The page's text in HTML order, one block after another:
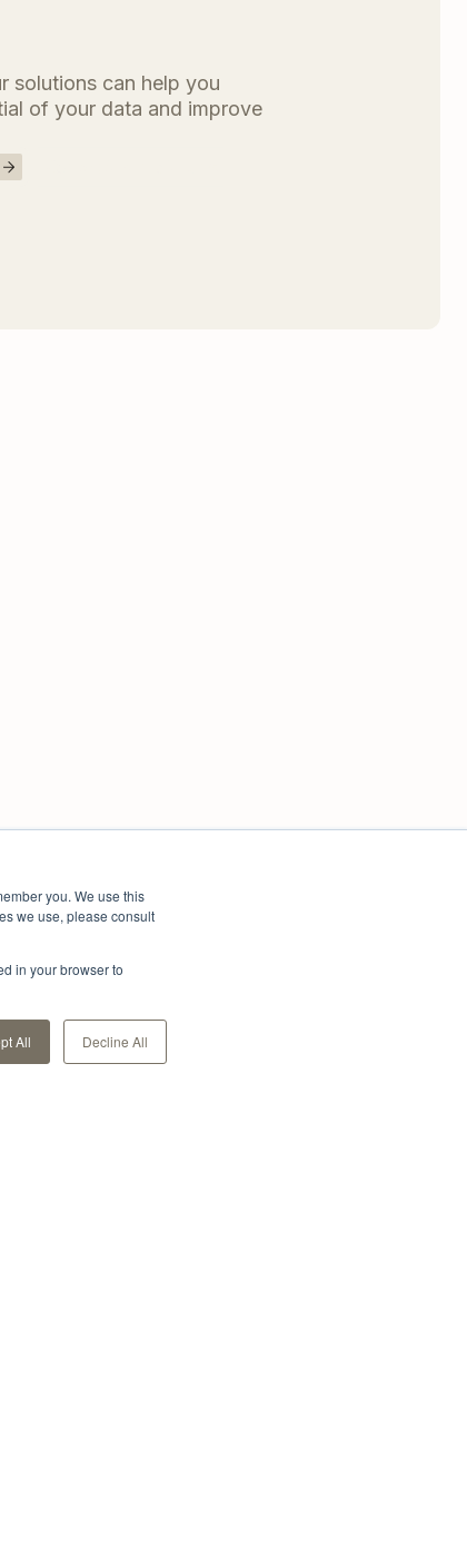
you. We use this
we use, please consult
in your browser to
All Decline All
solutions can help you
of your data and improve